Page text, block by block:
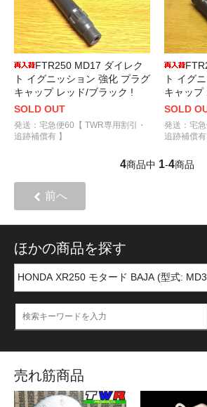
FTR250 MD17 ダイレク
ト イグニッション 強化 プラグ
キャップ レッド/ブラック !
SOLD OUT
発送：宅急便60【 TWR専用割引・
追跡補償有 】
ト イグ
キャップ
SOLD
発送：宅
追跡補償有
4商品中 1-4商品
前へ
ほかの商品を探す
売れ筋商品